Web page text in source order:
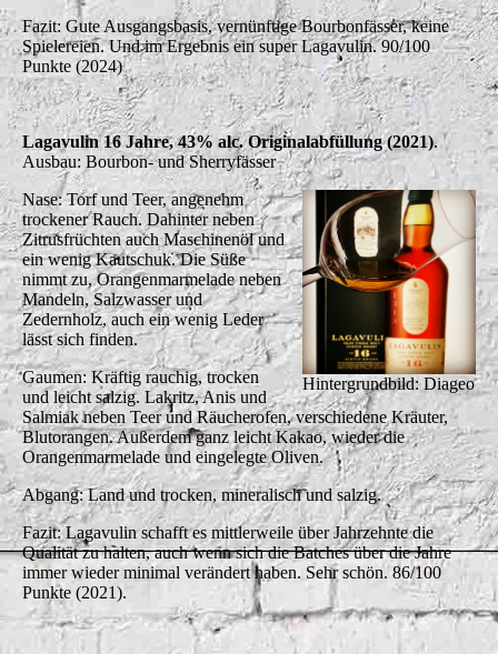
Fazit: Gute Ausgangsbasis, vernünftige Bourbonfässer, keine
Spielereien. Und im Ergebnis ein super Lagavulin. 90/100
Punkte (2024)
Lagavulin 16 Jahre, 43% alc. Originalabfüllung (2021).
Ausbau: Bourbon- und Sherryfässer
Hintergrundbild: Diageo
Nase: Torf und Teer, angenehm
trockener Rauch. Dahinter neben
Zitrusfrüchten auch Maschinenöl und
ein wenig Kautschuk. Die Süße
nimmt zu, Orangenmarmelade neben
Mandeln, Salzwasser und
Zedernholz, auch ein wenig Leder
lässt sich finden.
Gaumen: Kräftig rauchig, trocken
und leicht salzig. Lakritz, Anis und
Salmiak neben Teer und Räucherofen, verschiedene Kräuter,
Blutorangen. Außerdem ganz leicht Kakao, wieder die
Orangenmarmelade und eingelegte Oliven.
Abgang: Land und trocken, mineralisch und salzig.
Fazit: Lagavulin schafft es mittlerweile über Jahrzehnte die
Qualität zu halten, auch wenn sich die Batches über die Jahre
immer wieder minimal verändert haben. Sehr schön. 86/100
Punkte (2021).